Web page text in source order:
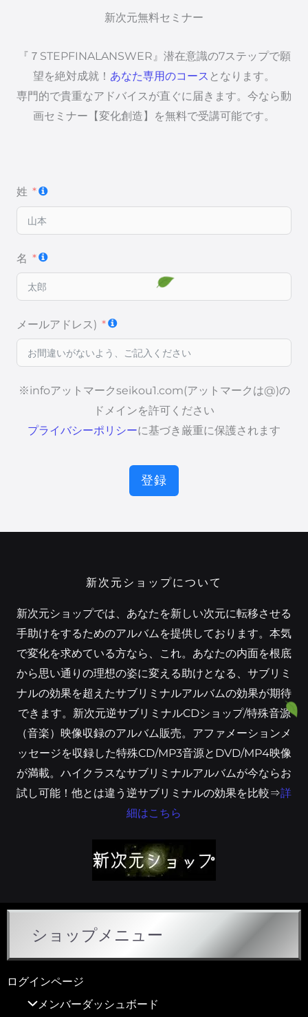
新次元無料セミナー
『７STEPFINALANSWER』潜在意識の7ステップで願
望を絶対成就！ あなた専用のコース となります。
専門的で貴重なアドバイスが直ぐに届きます。今なら動
画セミナー【変化創造】を無料で受講可能です。
姓
名
メールアドレス)
※infoアットマークseikou1.com(アットマークは@)の
ドメインを許可ください
プライバシーポリシーに基づき厳重に保護されます
登録
新次元ショップについて
新次元ショップでは、あなたを新しい次元に転移させる
手助けをするためのアルバムを提供しております。本気
で変化を求めている方なら、これ。あなたの内面を根底
から思い通りの理想の姿に変える助けとなる、サブリミ
ナルの効果を超えたサブリミナルアルバムの効果が期待
できます。新次元逆サブリミナルCDショップ/特殊音源
（音楽）映像収録のアルバム販売。アファメーションメ
ッセージを収録した特殊CD/MP3音源とDVD/MP4映像
が満載。ハイクラスなサブリミナルアルバムが今ならお
試し可能！他とは違う逆サブリミナルの効果を比較⇒詳
細はこちら
ショップメニュー
ログインページ
メンバーダッシュボード